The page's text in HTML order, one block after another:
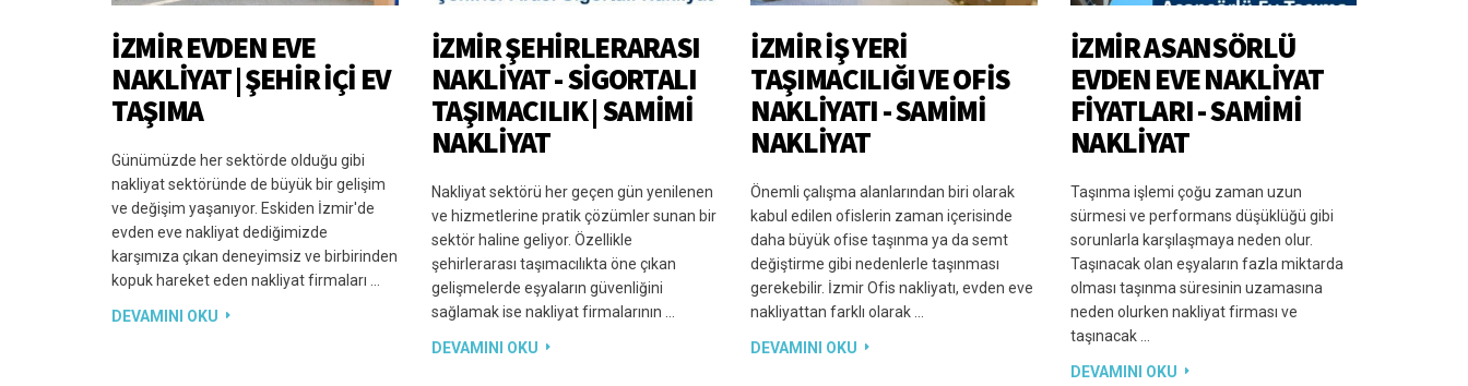
İZMIR EVDEN EVE
NAKLIYAT | ŞEHIR İÇI EV
TAŞIMA
Günümüzde her sektörde olduğu gibi
nakliyat sektöründe de büyük bir gelişim
ve değişim yaşanıyor. Eskiden İzmir'de
evden eve nakliyat dediğimizde
karşımıza çıkan deneyimsiz ve birbirinden
kopuk hareket eden nakliyat firmaları …
DEVAMINI OKU
İZMIR ŞEHIRLERARASI
NAKLIYAT - SIGORTALI
TAŞIMACILIK | SAMIMI
NAKLIYAT
Nakliyat sektörü her geçen gün yenilenen
ve hizmetlerine pratik çözümler sunan bir
sektör haline geliyor. Özellikle
şehirlerarası taşımacılıkta öne çıkan
gelişmelerde eşyaların güvenliğini
sağlamak ise nakliyat firmalarının …
DEVAMINI OKU
İZMIR İŞ YERI
TAŞIMACILIĞI VE OFIS
NAKLIYATI - SAMIMI
NAKLIYAT
Önemli çalışma alanlarından biri olarak
kabul edilen ofislerin zaman içerisinde
daha büyük ofise taşınma ya da semt
değiştirme gibi nedenlerle taşınması
gerekebilir. İzmir Ofis nakliyatı, evden eve
nakliyattan farklı olarak …
DEVAMINI OKU
İZMIR ASANSÖRLÜ
EVDEN EVE NAKLIYAT
FIYATLARI - SAMIMI
NAKLIYAT
Taşınma işlemi çoğu zaman uzun
sürmesi ve performans düşüklüğü gibi
sorunlarla karşılaşmaya neden olur.
Taşınacak olan eşyaların fazla miktarda
olması taşınma süresinin uzamasına
neden olurken nakliyat firması ve
taşınacak …
DEVAMINI OKU